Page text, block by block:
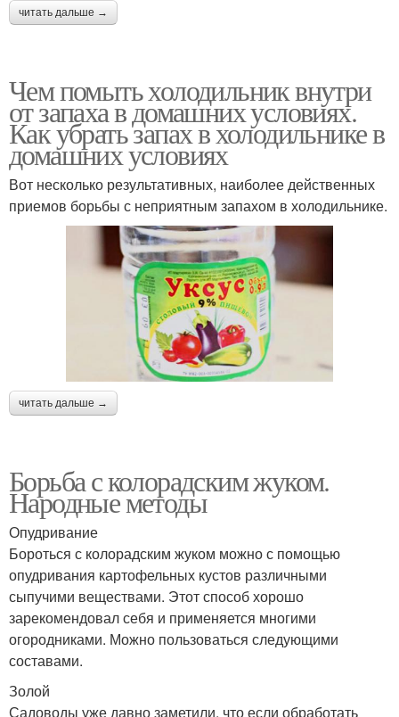
читать дальше →
Чем помыть холодильник внутри
от запаха в домашних условиях.
Как убрать запах в холодильнике в
домашних условиях
Вот несколько результативных, наиболее действенных
приемов борьбы с неприятным запахом в холодильнике.
читать дальше →
Борьба с колорадским жуком.
Народные методы
Опудривание
Бороться с колорадским жуком можно с помощью
опудривания картофельных кустов различными
сыпучими веществами. Этот способ хорошо
зарекомендовал себя и применяется многими
огородниками. Можно пользоваться следующими
составами.
Золой
Садоводы уже давно заметили, что если обработать